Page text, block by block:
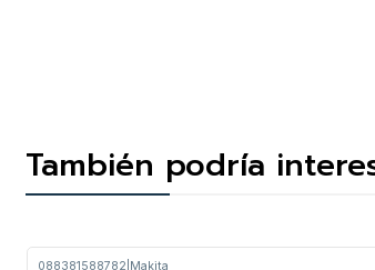
También podría
088381588782 Makita